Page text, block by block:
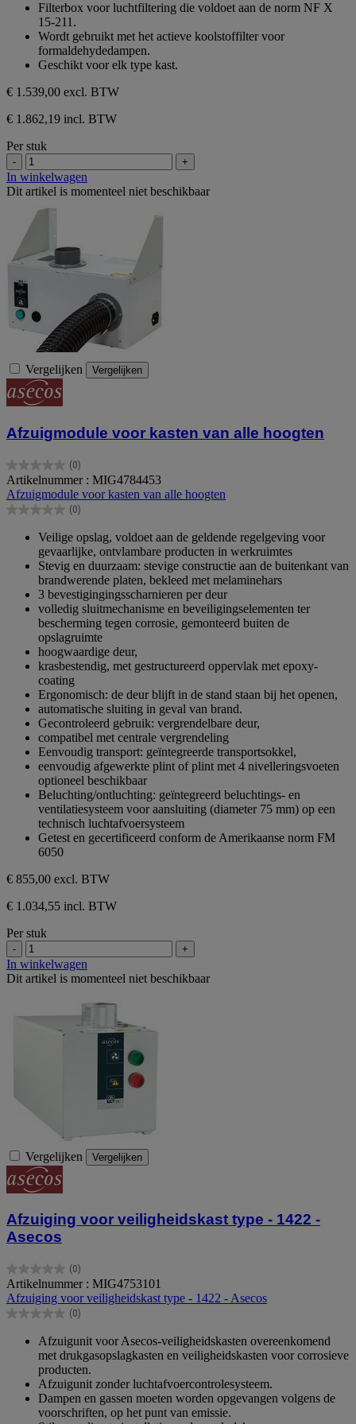
sterren.
Filterbox voor luchtfiltering die voldoet aan de norm NF X
15-211.
Wordt gebruikt met het actieve koolstoffilter voor
formaldehydedampen.
Geschikt voor elk type kast.
€ 1.539,00 excl. BTW
€ 1.862,19 incl. BTW
Per stuk
- +
In winkelwagen
Dit artikel is momenteel niet beschikbaar
Vergelijken Vergelijken
Afzuigmodule voor kasten van alle hoogten
(0)
0.0
van
de
5
Artikelnummer : MIG4784453
Afzuigmodule voor kasten van alle hoogten
(0)
0.0
sterren.
Veilige opslag, voldoet aan de geldende regelgeving voor
gevaarlijke, ontvlambare producten in werkruimtes
Stevig en duurzaam: stevige constructie aan de buitenkant van
brandwerende platen, bekleed met melaminehars
3 bevestigingingsscharnieren per deur
volledig sluitmechanisme en beveiligingselementen ter
bescherming tegen corrosie, gemonteerd buiten de
opslagruimte
hoogwaardige deur,
krasbestendig, met gestructureerd oppervlak met epoxy-
coating
Ergonomisch: de deur blijft in de stand staan bij het openen,
automatische sluiting in geval van brand.
Gecontroleerd gebruik: vergrendelbare deur,
compatibel met centrale vergrendeling
Eenvoudig transport: geïntegreerde transportsokkel,
eenvoudig afgewerkte plint of plint met 4 nivelleringsvoeten
optioneel beschikbaar
Beluchting/ontluchting: geïntegreerd beluchtings- en
ventilatiesysteem voor aansluiting (diameter 75 mm) op een
technisch luchtafvoersysteem
Getest en gecertificeerd conform de Amerikaanse norm FM
6050
€ 855,00 excl. BTW
€ 1.034,55 incl. BTW
Per stuk
- +
In winkelwagen
Dit artikel is momenteel niet beschikbaar
Vergelijken Vergelijken
Afzuiging voor veiligheidskast type - 1422 -
Asecos
(0)
0.0
van
de
5
Artikelnummer : MIG4753101
Afzuiging voor veiligheidskast type - 1422 - Asecos
(0)
0.0
sterren.
Afzuigunit voor Asecos-veiligheidskasten overeenkomend
met drukgasopslagkasten en veiligheidskasten voor corrosieve
producten.
Afzuigunit zonder luchtafvoercontrolesysteem.
Dampen en gassen moeten worden opgevangen volgens de
voorschriften, op het punt van emissie.